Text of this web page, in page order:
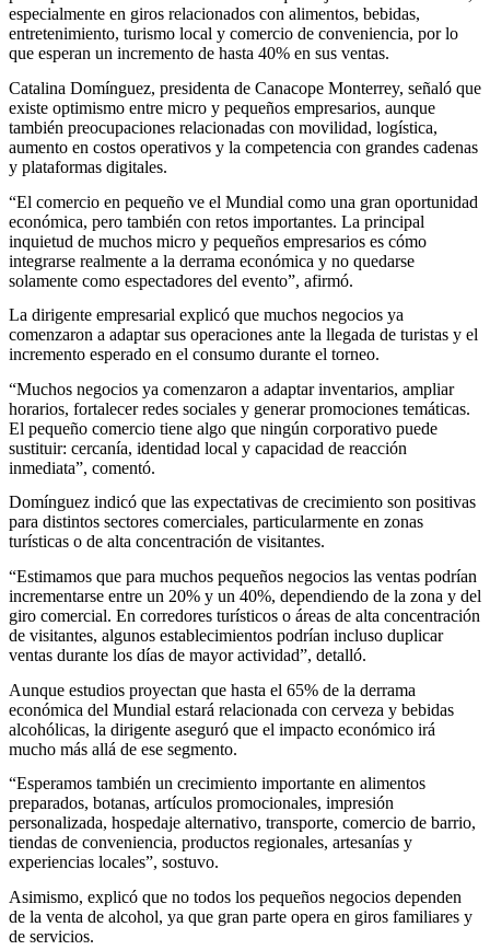
especialmente en giros relacionados con alimentos, bebidas,
entretenimiento, turismo local y comercio de conveniencia, por lo
que esperan un incremento de hasta 40% en sus ventas.
Catalina Domínguez, presidenta de Canacope Monterrey, señaló que
existe optimismo entre micro y pequeños empresarios, aunque
también preocupaciones relacionadas con movilidad, logística,
aumento en costos operativos y la competencia con grandes cadenas
y plataformas digitales.
“El comercio en pequeño ve el Mundial como una gran oportunidad
económica, pero también con retos importantes. La principal
inquietud de muchos micro y pequeños empresarios es cómo
integrarse realmente a la derrama económica y no quedarse
solamente como espectadores del evento”, afirmó.
La dirigente empresarial explicó que muchos negocios ya
comenzaron a adaptar sus operaciones ante la llegada de turistas y el
incremento esperado en el consumo durante el torneo.
“Muchos negocios ya comenzaron a adaptar inventarios, ampliar
horarios, fortalecer redes sociales y generar promociones temáticas.
El pequeño comercio tiene algo que ningún corporativo puede
sustituir: cercanía, identidad local y capacidad de reacción
inmediata”, comentó.
Domínguez indicó que las expectativas de crecimiento son positivas
para distintos sectores comerciales, particularmente en zonas
turísticas o de alta concentración de visitantes.
“Estimamos que para muchos pequeños negocios las ventas podrían
incrementarse entre un 20% y un 40%, dependiendo de la zona y del
giro comercial. En corredores turísticos o áreas de alta concentración
de visitantes, algunos establecimientos podrían incluso duplicar
ventas durante los días de mayor actividad”, detalló.
Aunque estudios proyectan que hasta el 65% de la derrama
económica del Mundial estará relacionada con cerveza y bebidas
alcohólicas, la dirigente aseguró que el impacto económico irá
mucho más allá de ese segmento.
“Esperamos también un crecimiento importante en alimentos
preparados, botanas, artículos promocionales, impresión
personalizada, hospedaje alternativo, transporte, comercio de barrio,
tiendas de conveniencia, productos regionales, artesanías y
experiencias locales”, sostuvo.
Asimismo, explicó que no todos los pequeños negocios dependen
de la venta de alcohol, ya que gran parte opera en giros familiares y
de servicios.